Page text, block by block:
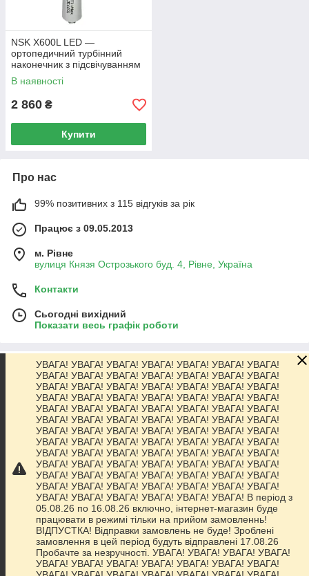
NSK X600L LED —
ортопедичний турбінний
наконечник з підсвічуванням
В наявності
2 860 ₴
Купити
Про нас
99% позитивних з 115 відгуків за рік
Працює з 09.05.2013
м. Рівне
вулиця Князя Острозького буд. 4, Рівне, Україна
Контакти
Сьогодні вихідний
Показати весь графік роботи
Про нас
Контакти
Доставка та оплата
Графік роботи
Повна версія сайту
Сайт створено на маркетплейсіProm.ua
Політика конфіденційності
УВАГА! УВАГА! УВАГА! УВАГА! УВАГА! УВАГА! УВАГА!
УВАГА! УВАГА! УВАГА! УВАГА! УВАГА! УВАГА! УВАГА!
УВАГА! УВАГА! УВАГА! УВАГА! УВАГА! УВАГА! УВАГА!
УВАГА! УВАГА! УВАГА! УВАГА! УВАГА! УВАГА! УВАГА!
УВАГА! УВАГА! УВАГА! УВАГА! УВАГА! УВАГА! УВАГА!
УВАГА! УВАГА! УВАГА! УВАГА! УВАГА! УВАГА! УВАГА!
УВАГА! УВАГА! УВАГА! УВАГА! УВАГА! УВАГА! УВАГА!
УВАГА! УВАГА! УВАГА! УВАГА! УВАГА! УВАГА! УВАГА!
УВАГА! УВАГА! УВАГА! УВАГА! УВАГА! УВАГА! УВАГА!
УВАГА! УВАГА! УВАГА! УВАГА! УВАГА! УВАГА! УВАГА!
УВАГА! УВАГА! УВАГА! УВАГА! УВАГА! УВАГА! УВАГА!
УВАГА! УВАГА! УВАГА! УВАГА! УВАГА! УВАГА! УВАГА!
УВАГА! УВАГА! УВАГА! УВАГА! УВАГА! УВАГА! В період з
05.08.26 по 16.08.26 включно, інтернет-магазин буде
працювати в режимі тільки на прийом замовленнь!
ВІДПУСТКА! Відправки замовлень не буде! Зроблені
замовлення в цей період будуть відправлені 17.08.26
Пробачте за незручності. УВАГА! УВАГА! УВАГА! УВАГА!
УВАГА! УВАГА! УВАГА! УВАГА! УВАГА! УВАГА! УВАГА!